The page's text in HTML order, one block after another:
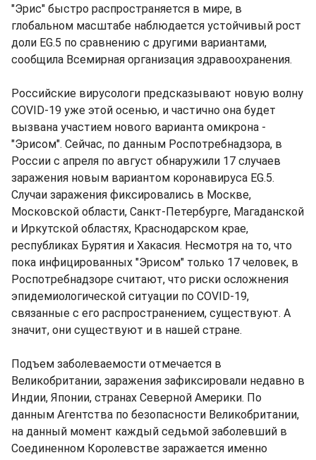
"Эрис" быстро распространяется в мире, в
глобальном масштабе наблюдается устойчивый рост
доли EG.5 по сравнению с другими вариантами,
сообщила Всемирная организация здравоохранения.
Российские вирусологи предсказывают новую волну
COVID-19 уже этой осенью, и частично она будет
вызвана участием нового варианта омикрона -
"Эрисом". Сейчас, по данным Роспотребнадзора, в
России с апреля по август обнаружили 17 случаев
заражения новым вариантом коронавируса EG.5.
Случаи заражения фиксировались в Москве,
Московской области, Санкт-Петербурге, Магаданской
и Иркутской областях, Краснодарском крае,
республиках Бурятия и Хакасия. Несмотря на то, что
пока инфицированных "Эрисом" только 17 человек, в
Роспотребнадзоре считают, что риски осложнения
эпидемиологической ситуации по COVID-19,
связанные с его распространением, существуют. А
значит, они существуют и в нашей стране.
Подъем заболеваемости отмечается в
Великобритании, заражения зафиксировали недавно в
Индии, Японии, странах Северной Америки. По
данным Агентства по безопасности Великобритании,
на данный момент каждый седьмой заболевший в
Соединенном Королевстве заражается именно